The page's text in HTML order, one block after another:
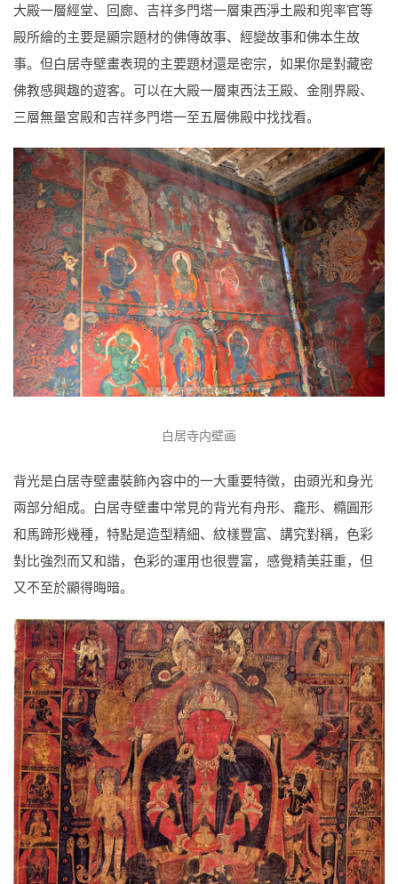
大殿一層經堂、回廊、吉祥多門塔一層東西淨土殿和兜率官等
殿所繪的主要是顯宗題材的佛傳故事、經變故事和佛本生故
事。但白居寺壁畫表現的主要題材還是密宗，如果你是對藏密
佛教感興趣的遊客。可以在大殿一層東西法王殿、金剛界殿、
三層無量宮殿和吉祥多門塔一至五層佛殿中找找看。
白居寺内壁画
背光是白居寺壁畫裝飾內容中的一大重要特徵，由頭光和身光
兩部分組成。白居寺壁畫中常見的背光有舟形、龕形、橢圓形
和馬蹄形幾種，特點是造型精細、紋樣豐富、講究對稱，色彩
對比強烈而又和諧，色彩的運用也很豐富，感覺精美莊重，但
又不至於顯得晦暗。